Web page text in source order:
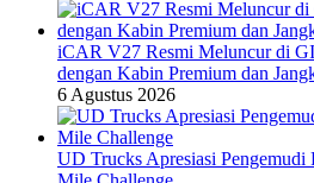
iCAR V27 Resmi Meluncur di
dengan Kabin Premium dan
6 Agustus 2026
UD Trucks Apresiasi Pengemudi